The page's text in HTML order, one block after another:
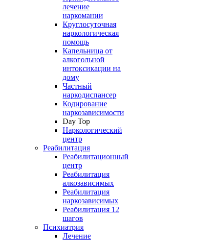
лечение
наркомании
Круглосуточная
наркологическая
помощь
Капельница от
алкогольной
интоксикации на
дому
Частный
наркодиспансер
Кодирование
наркозависимости
Day Top
Наркологический
центр
Реабилитация
Реабилитационный
центр
Реабилитация
алкозависимых
Реабилитация
наркозависимых
Реабилитация 12
шагов
Психиатрия
Лечение